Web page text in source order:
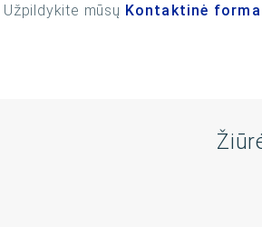
Užpildykite mūsų Kontaktinė forma